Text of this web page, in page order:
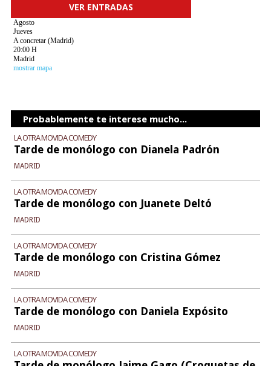
VER ENTRADAS
Agosto
Jueves
A concretar (Madrid)
20:00 H
Madrid
mostrar mapa
Probablemente te interese mucho...
LA OTRA MOVIDA COMEDY
Tarde de monólogo con Dianela Padrón
MADRID
LA OTRA MOVIDA COMEDY
Tarde de monólogo con Juanete Deltó
MADRID
LA OTRA MOVIDA COMEDY
Tarde de monólogo con Cristina Gómez
MADRID
LA OTRA MOVIDA COMEDY
Tarde de monólogo con Daniela Expósito
MADRID
LA OTRA MOVIDA COMEDY